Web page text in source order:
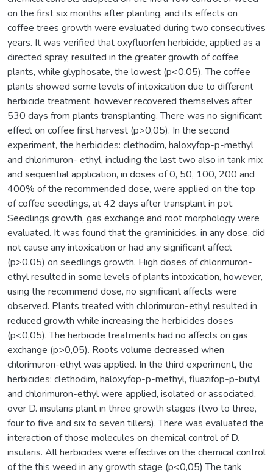
on the first six months after planting, and its effects on
coffee trees growth were evaluated during two consecutives
years. It was verified that oxyfluorfen herbicide, applied as a
directed spray, resulted in the greater growth of coffee
plants, while glyphosate, the lowest (p<0,05). The coffee
plants showed some levels of intoxication due to different
herbicide treatment, however recovered themselves after
530 days from plants transplanting. There was no significant
effect on coffee first harvest (p>0,05). In the second
experiment, the herbicides: clethodim, haloxyfop-p-methyl
and chlorimuron- ethyl, including the last two also in tank mix
and sequential application, in doses of 0, 50, 100, 200 and
400% of the recommended dose, were applied on the top
of coffee seedlings, at 42 days after transplant in pot.
Seedlings growth, gas exchange and root morphology were
evaluated. It was found that the graminicides, in any dose, did
not cause any intoxication or had any significant affect
(p>0,05) on seedlings growth. High doses of chlorimuron-
ethyl resulted in some levels of plants intoxication, however,
using the recommend dose, no significant affects were
observed. Plants treated with chlorimuron-ethyl resulted in
reduced growth while increasing the herbicides doses
(p<0,05). The herbicide treatments had no affects on gas
exchange (p>0,05). Roots volume decreased when
chlorimuron-ethyl was applied. In the third experiment, the
herbicides: clethodim, haloxyfop-p-methyl, fluazifop-p-butyl
and chlorimuron-ethyl were applied, isolated or associated,
over D. insularis plant in three growth stages (two to three,
four to five and six to seven tillers). There was evaluated the
interaction of those molecules on chemical control of D.
insularis. All herbicides were effective on the chemical control
of the this weed in any growth stage (p<0,05) The tank